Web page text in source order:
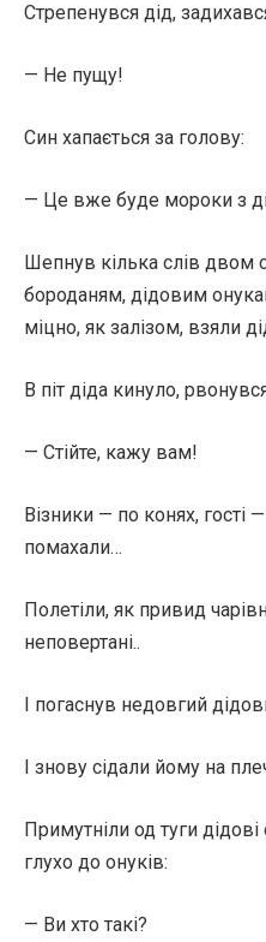
Стрепенувся дід,
— Не пущу!
Син хапається за голову:
— Це вже буде мороки з
Шепнув кілька слів двом
бороданям, дідовим
міцно, як залізом, взяли
В піт діда кинуло,
— Стійте, кажу вам!
Візники — по конях,
помахали…
Полетіли, як привид
неповертані..
І погаснув недовгий
І знову сідали йому на
Примутніли од туги дідові
глухо до онуків:
— Ви хто такі?